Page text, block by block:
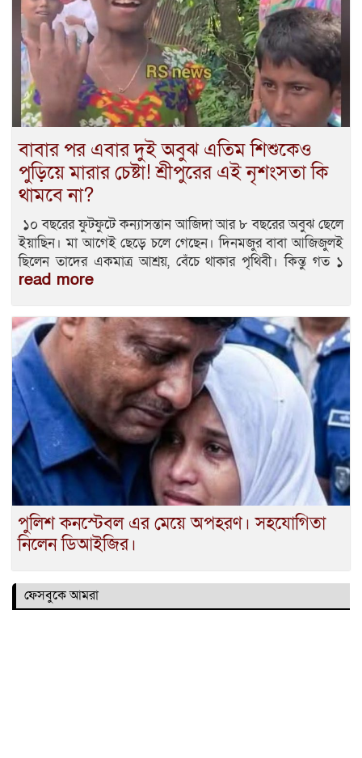
বাবার পর এবার দুই অবুঝ এতিম শিশুকেও
পুড়িয়ে মারার চেষ্টা! শ্রীপুরের এই নৃশংসতা কি
থামবে না?
​ ১০ বছরের ফুটফুটে কন্যাসন্তান আজিদা আর ৮ বছরের অবুঝ ছেলে
ইয়াছিন। মা আগেই ছেড়ে চলে গেছেন। দিনমজুর বাবা আজিজুলই
ছিলেন তাদের একমাত্র আশ্রয়, বেঁচে থাকার পৃথিবী। কিন্তু গত ১
read more
পুলিশ কনস্টেবল এর মেয়ে অপহরণ। সহযোগিতা
নিলেন ডিআইজির।
ফেসবুকে আমরা